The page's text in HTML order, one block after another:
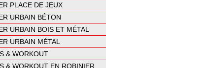
PLACE DE JEUX
URBAIN BÉTON
URBAIN BOIS ET MÉTAL
URBAIN MÉTAL
& WORKOUT
& WORKOUT EN ROBINIER